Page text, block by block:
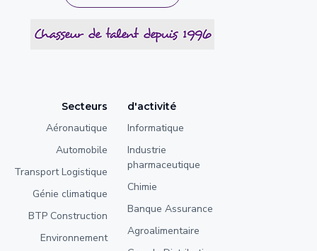
Secteurs
Aéronautique
Automobile
Transport Logistique
Génie climatique
BTP Construction
Environnement
d'activité
Informatique
Industrie
pharmaceutique
Chimie
Banque Assurance
Agroalimentaire